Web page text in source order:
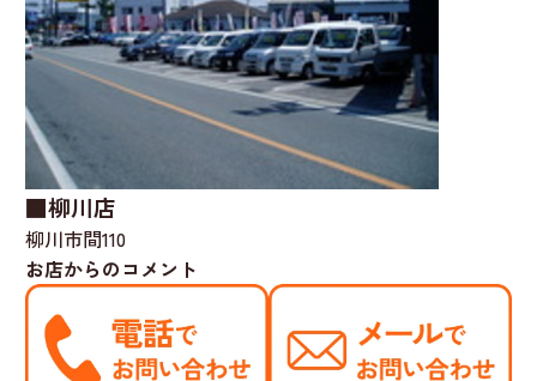
■柳川店
柳川市間110
お店からのコメント